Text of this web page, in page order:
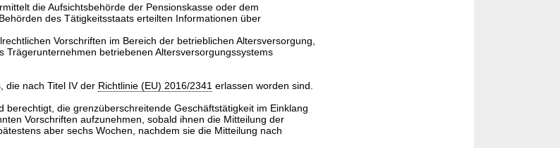
die Aufsichtsbehörde der Pensionskasse oder dem
des Tätigkeitsstaats erteilten Informationen über
Vorschriften im Bereich der betrieblichen Altersversorgung,
Trägerunternehmen betriebenen Altersversorgungssystems
die nach Titel IV der Richtlinie (EU) 2016/2341 erlassen worden sind.
berechtigt, die grenzüberschreitende Geschäftstätigkeit im Einklang
Vorschriften aufzunehmen, sobald ihnen die Mitteilung der
aber sechs Wochen, nachdem sie die Mitteilung nach